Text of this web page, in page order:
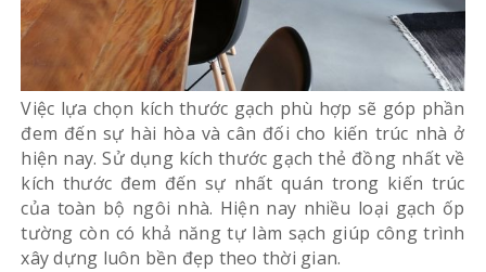
Việc lựa chọn kích thước gạch phù hợp sẽ góp phần
đem đến sự hài hòa và cân đối cho kiến trúc nhà ở
hiện nay. Sử dụng kích thước gạch thẻ đồng nhất về
kích thước đem đến sự nhất quán trong kiến trúc
của toàn bộ ngôi nhà. Hiện nay nhiều loại gạch ốp
tường còn có khả năng tự làm sạch giúp công trình
xây dựng luôn bền đẹp theo thời gian.